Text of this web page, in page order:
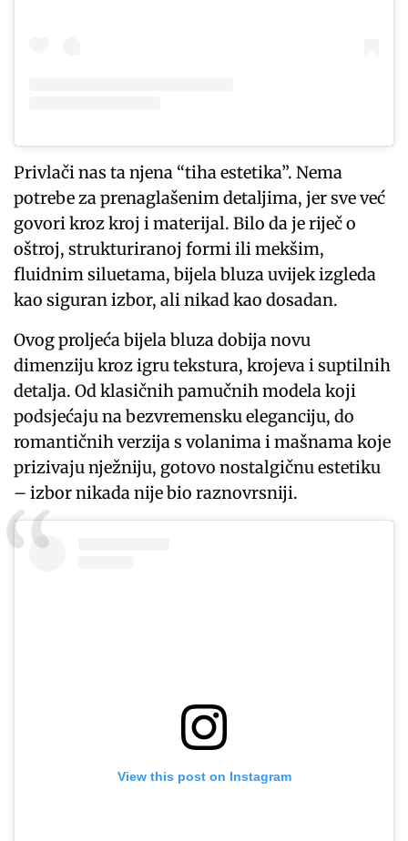
Privlači nas ta njena “tiha estetika”. Nema
potrebe za prenaglašenim detaljima, jer sve već
govori kroz kroj i materijal. Bilo da je riječ o
oštroj, strukturiranoj formi ili mekšim,
fluidnim siluetama, bijela bluza uvijek izgleda
kao siguran izbor, ali nikad kao dosadan.
Ovog proljeća bijela bluza dobija novu
dimenziju kroz igru tekstura, krojeva i suptilnih
detalja. Od klasičnih pamučnih modela koji
podsjećaju na bezvremensku eleganciju, do
romantičnih verzija s volanima i mašnama koje
prizivaju nježniju, gotovo nostalgičnu estetiku
– izbor nikada nije bio raznovrsniji.
View this post on Instagram